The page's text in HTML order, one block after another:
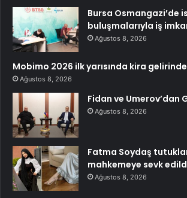
Bursa Osmangazi’de
buluşmalarıyla iş
Ağustos 8, 2026
Mobimo 2026 ilk yarısında kira
Ağustos 8, 2026
Fidan ve Umerov’dan
Ağustos 8, 2026
Fatma Soydaş
mahkemeye sevk
Ağustos 8, 2026